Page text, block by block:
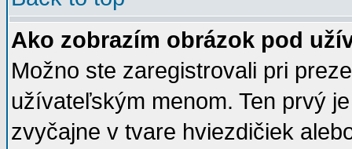
Ako zobrazím obrázok pod
Možno ste zaregistrovali pri
užívateľským menom. Ten prvý
zvyčajne v tvare hviezdičiek